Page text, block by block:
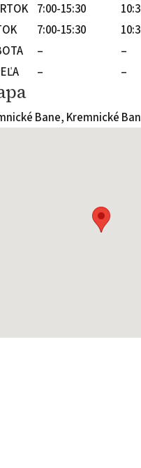
7:00-15:30
7:00-15:30
–
–
– –
Bane, Kremnické